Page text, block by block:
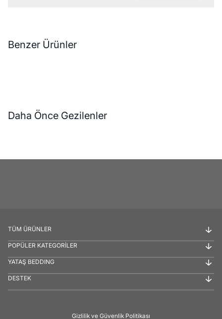
Benzer Ürünler
Daha Önce Gezilenler
TÜM ÜRÜNLER
POPÜLER KATEGORİLER
YATAŞ BEDDING
DESTEK
Gizlilik ve Güvenlik Politikası